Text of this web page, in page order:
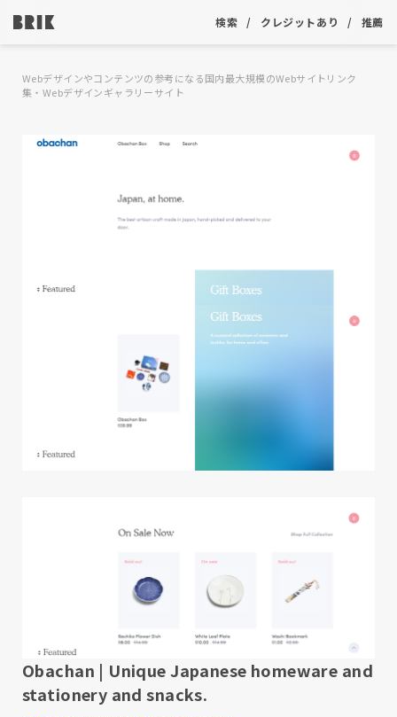
検索 クレジットあり 推薦
Webデザインやコンテンツの参考になる国内最大規模のWebサイトリンク
集・Webデザインギャラリーサイト
Obachan | Unique Japanese homeware and
stationery and snacks.